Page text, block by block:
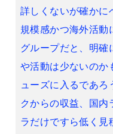
詳しくないが確かに
規模感かつ海外活動
グループだと、明確
や活動は少ないのか
ューズに入るであ
クからの収益、国内
ラだけですら低く見